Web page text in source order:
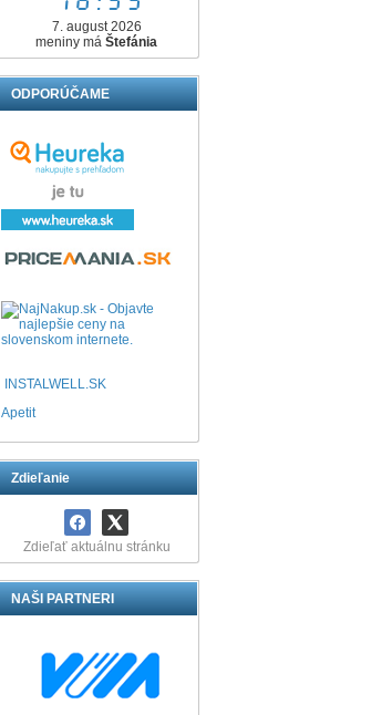
7. august 2026
meniny máŠtefánia
ODPORÚČAME
INSTALWELL.SK
Apetit
Zdieľanie
Zdieľať aktuálnu stránku
NAŠI PARTNERI